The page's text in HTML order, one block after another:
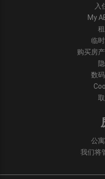
入
My
临
购买房
数
公
我们将